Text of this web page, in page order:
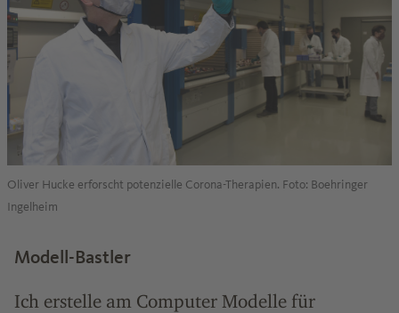
Oliver Hucke erforscht potenzielle Corona-Therapien. Foto: Boehringer
Ingelheim
Modell-Bastler
Ich erstelle am Computer Modelle für